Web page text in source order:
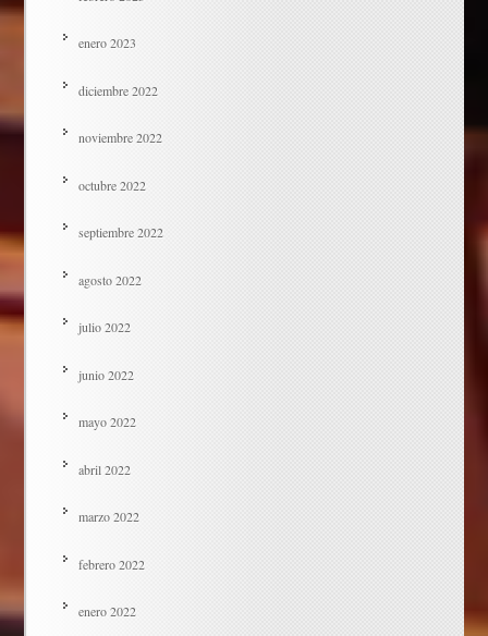
enero 2023
diciembre 2022
noviembre 2022
octubre 2022
septiembre 2022
agosto 2022
julio 2022
junio 2022
mayo 2022
abril 2022
marzo 2022
febrero 2022
enero 2022